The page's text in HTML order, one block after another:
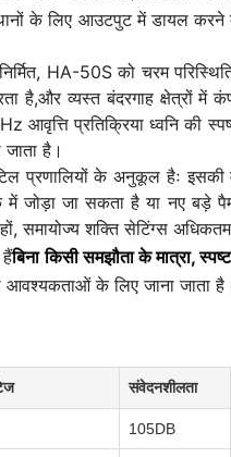
के लिए आउटपुट में डायल करने
HA-50S को चरम
है,और व्यस्त बंदरगाह
प्रतिक्रिया ध्वनि की
जाता है।
प्रणालियों के अनुकूल हैः
में जोड़ा जा सकता है या नए बड़े
समायोज्य शक्ति सेटिंग्स
हैंबिना किसी समझौता के मात्रा,
आवश्यकताओं के लिए जाना जाता है।
संवेदनशीलता
105DB